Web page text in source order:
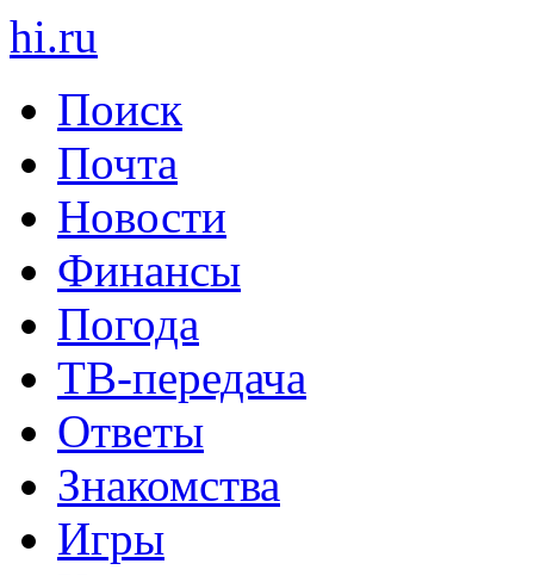
hi.ru
Поиск
Почта
Новости
Финансы
Погода
ТВ-передача
Ответы
Знакомства
Игры